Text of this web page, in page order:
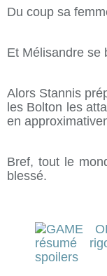
Du coup sa
Et Mélisandre se
Alors Stannis
les Bolton les
en
Bref, tout le
blessé.